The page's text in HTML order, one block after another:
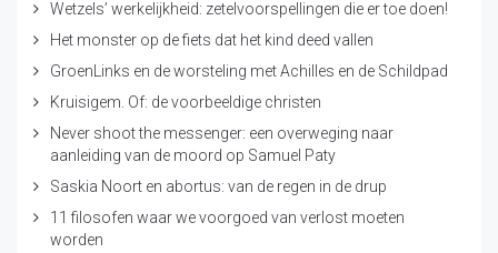
Wetzels’ werkelijkheid: zetelvoorspellingen die er toe doen!
Het monster op de fiets dat het kind deed vallen
GroenLinks en de worsteling met Achilles en de Schildpad
Kruisigem. Of: de voorbeeldige christen
Never shoot the messenger: een overweging naar
aanleiding van de moord op Samuel Paty
Saskia Noort en abortus: van de regen in de drup
11 filosofen waar we voorgoed van verlost moeten
worden